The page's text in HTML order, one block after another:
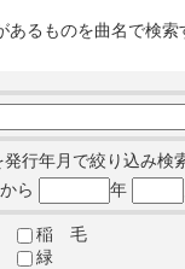
あるものを曲名で検
行年月で絞り込み検
ら 年
稲 毛
緑